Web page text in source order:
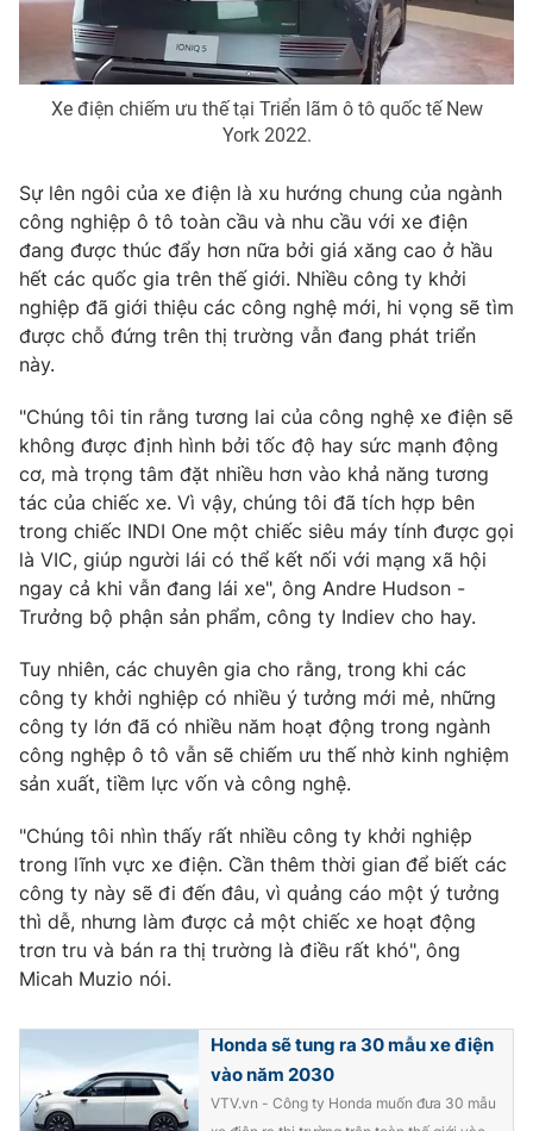
Emagazine Podcast
Photo Infographic
VTV Money VTV Thể thao
VTV Sức khoẻ Bất động sản
Thị trường 24h
VTV4 Vươn mình bằng AI
VTV9 VTV8
Liên hệ tòa soạn English
THỜI BÁO VTV
Theo dõi báo trên
Cơ quan chủ quản:Đài Truyền hình Việt Nam
Cơ quan báo chí:Thời báo VTV
Giấy phép hoạt động báo in và báo điện tử số 483/GP-BTTTT
cấp ngày 29/12/2023
Phó Tổng Biên tập:
Nguyễn Thị Mỹ Hạnh, Phạm Quốc Thắng,
Nguyễn Trọng Ninh
Tổng đài VTV: 024.38 355 931 - 024.38 355 932
Xe điện chiếm ưu thế tại Triển lãm ô tô quốc tế New
York 2022.
Sự lên ngôi của xe điện là xu hướng chung của ngành
công nghiệp ô tô toàn cầu và nhu cầu với xe điện
đang được thúc đẩy hơn nữa bởi giá xăng cao ở hầu
hết các quốc gia trên thế giới. Nhiều công ty khởi
nghiệp đã giới thiệu các công nghệ mới, hi vọng sẽ tìm
được chỗ đứng trên thị trường vẫn đang phát triển
này.
"Chúng tôi tin rằng tương lai của công nghệ xe điện sẽ
không được định hình bởi tốc độ hay sức mạnh động
cơ, mà trọng tâm đặt nhiều hơn vào khả năng tương
tác của chiếc xe. Vì vậy, chúng tôi đã tích hợp bên
trong chiếc INDI One một chiếc siêu máy tính được gọi
là VIC, giúp người lái có thể kết nối với mạng xã hội
ngay cả khi vẫn đang lái xe", ông Andre Hudson -
Trưởng bộ phận sản phẩm, công ty Indiev cho hay.
Tuy nhiên, các chuyên gia cho rằng, trong khi các
công ty khởi nghiệp có nhiều ý tưởng mới mẻ, những
công ty lớn đã có nhiều năm hoạt động trong ngành
công nghệp ô tô vẫn sẽ chiếm ưu thế nhờ kinh nghiệm
sản xuất, tiềm lực vốn và công nghệ.
"Chúng tôi nhìn thấy rất nhiều công ty khởi nghiệp
trong lĩnh vực xe điện. Cần thêm thời gian để biết các
công ty này sẽ đi đến đâu, vì quảng cáo một ý tưởng
thì dễ, nhưng làm được cả một chiếc xe hoạt động
trơn tru và bán ra thị trường là điều rất khó", ông
Micah Muzio nói.
Honda sẽ tung ra 30 mẫu xe điện
vào năm 2030
VTV.vn - Công ty Honda muốn đưa 30 mẫu